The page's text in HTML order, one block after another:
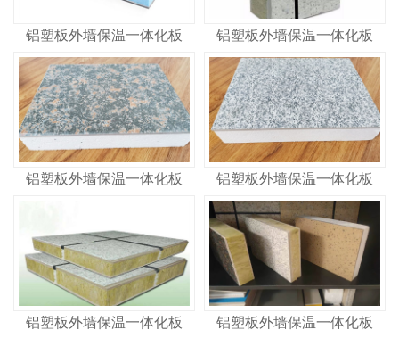
铝塑板外墙保温一体化板 铝塑板外墙保温一体化板
铝塑板外墙保温一体化板 铝塑板外墙保温一体化板
铝塑板外墙保温一体化板 铝塑板外墙保温一体化板